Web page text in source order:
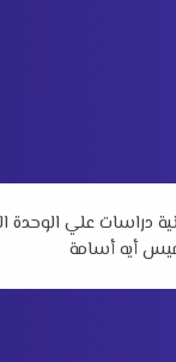
دراسات علي الوحدة
أيه أسامة